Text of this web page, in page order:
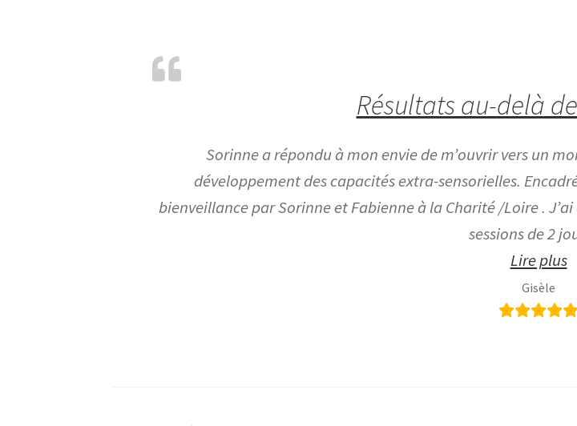
Résultats au-delà
Sorinne a répondu à mon envie de m’ouvrir vers un
développement des capacités extra-sensorielles.
bienveillance par Sorinne et Fabienne à la Charité /Loire .
sessions de 2
Lire plus
Gisèle